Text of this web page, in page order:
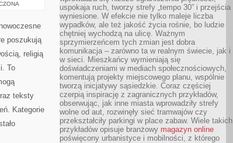
poszukują
religią
To
teksty
Kategorie
uspokaja ruch, tworzy strefy „tempo 30” i przejścia
wyniesione. W efekcie nie tylko maleje liczba
wypadków, ale też jakość życia rośnie, bo ludzie
chętniej wychodzą na ulicę. Ważnym
sprzymierzeńcem tych zmian jest dobra
komunikacja – zarówno ta w realnym świecie, jak i
w sieci. Mieszkańcy wymieniają się
doświadczeniami w mediach społecznościowych,
komentują projekty miejscowego planu, wspólnie
tworzą inicjatywy sąsiedzkie. Coraz częściej
czerpią inspirację z zagranicznych przykładów,
obserwując, jak inne miasta wprowadziły strefy
wolne od aut, rozwinęły sieć tramwajów czy
przekształciły parkingi w place zabaw. Wiele takich
przykładów opisuje branżowy magazyn online
poświęcony urbanistyce i mobilności, z którego